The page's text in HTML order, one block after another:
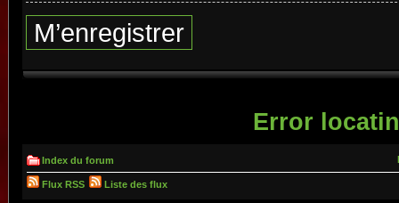
M’enregistrer
Error
Index du forum
Flux RSS Liste des flux